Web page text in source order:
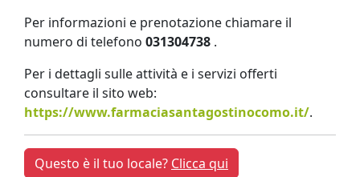
Per informazioni e prenotazione chiamare il
numero di telefono 031304738 .
Per i dettagli sulle attività e i servizi offerti
consultare il sito web:
https://www.farmaciasantagostinocomo.it/.
Questo è il tuo locale? Clicca qui